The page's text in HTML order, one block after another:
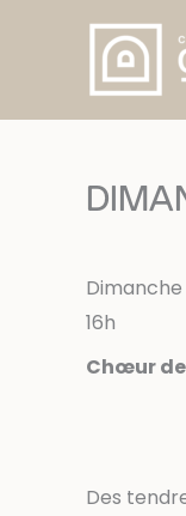
Dimanche
16h
Chœur
Des